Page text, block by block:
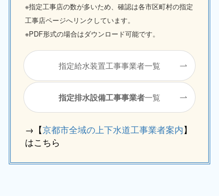
※指定工事店の数が多いため、確認は各市区町村の指定
工事店ページへリンクしています。
※PDF形式の場合はダウンロード可能です。
指定給水装置工事事業者一覧
指定排水設備工事事業者一覧
→【京都市全域の上下水道工事業者案内】
はこちら